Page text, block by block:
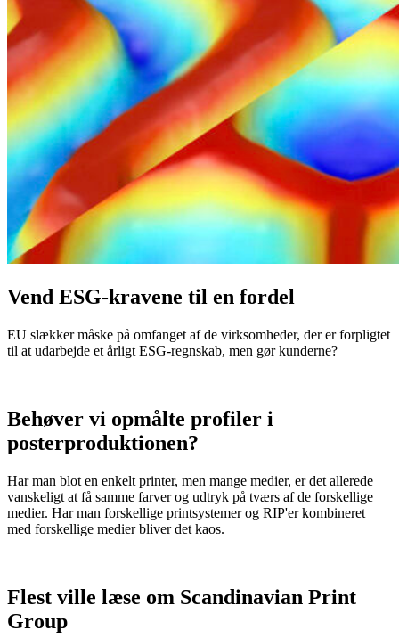
Vend ESG-kravene til en fordel
EU slækker måske på omfanget af de virksomheder, der er forpligtet
til at udarbejde et årligt ESG-regnskab, men gør kunderne?
Behøver vi opmålte profiler i
posterproduktionen?
Har man blot en enkelt printer, men mange medier, er det allerede
vanskeligt at få samme farver og udtryk på tværs af de forskellige
medier. Har man forskellige printsystemer og RIP'er kombineret
med forskellige medier bliver det kaos.
Flest ville læse om Scandinavian Print
Group